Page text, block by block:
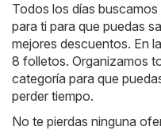
Todos los días
para ti para que puedas
mejores descuentos. En
8 folletos. Organizamos
categoría para que
perder tiempo.
No te pierdas ninguna